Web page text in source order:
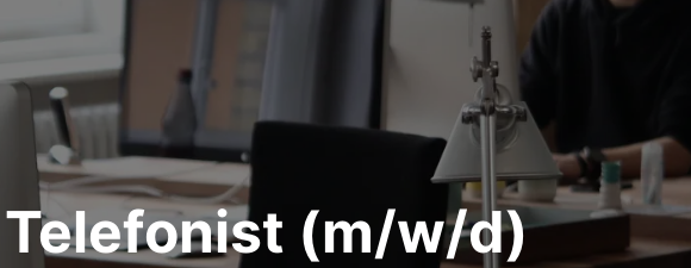
Telefonist (m/w/d)